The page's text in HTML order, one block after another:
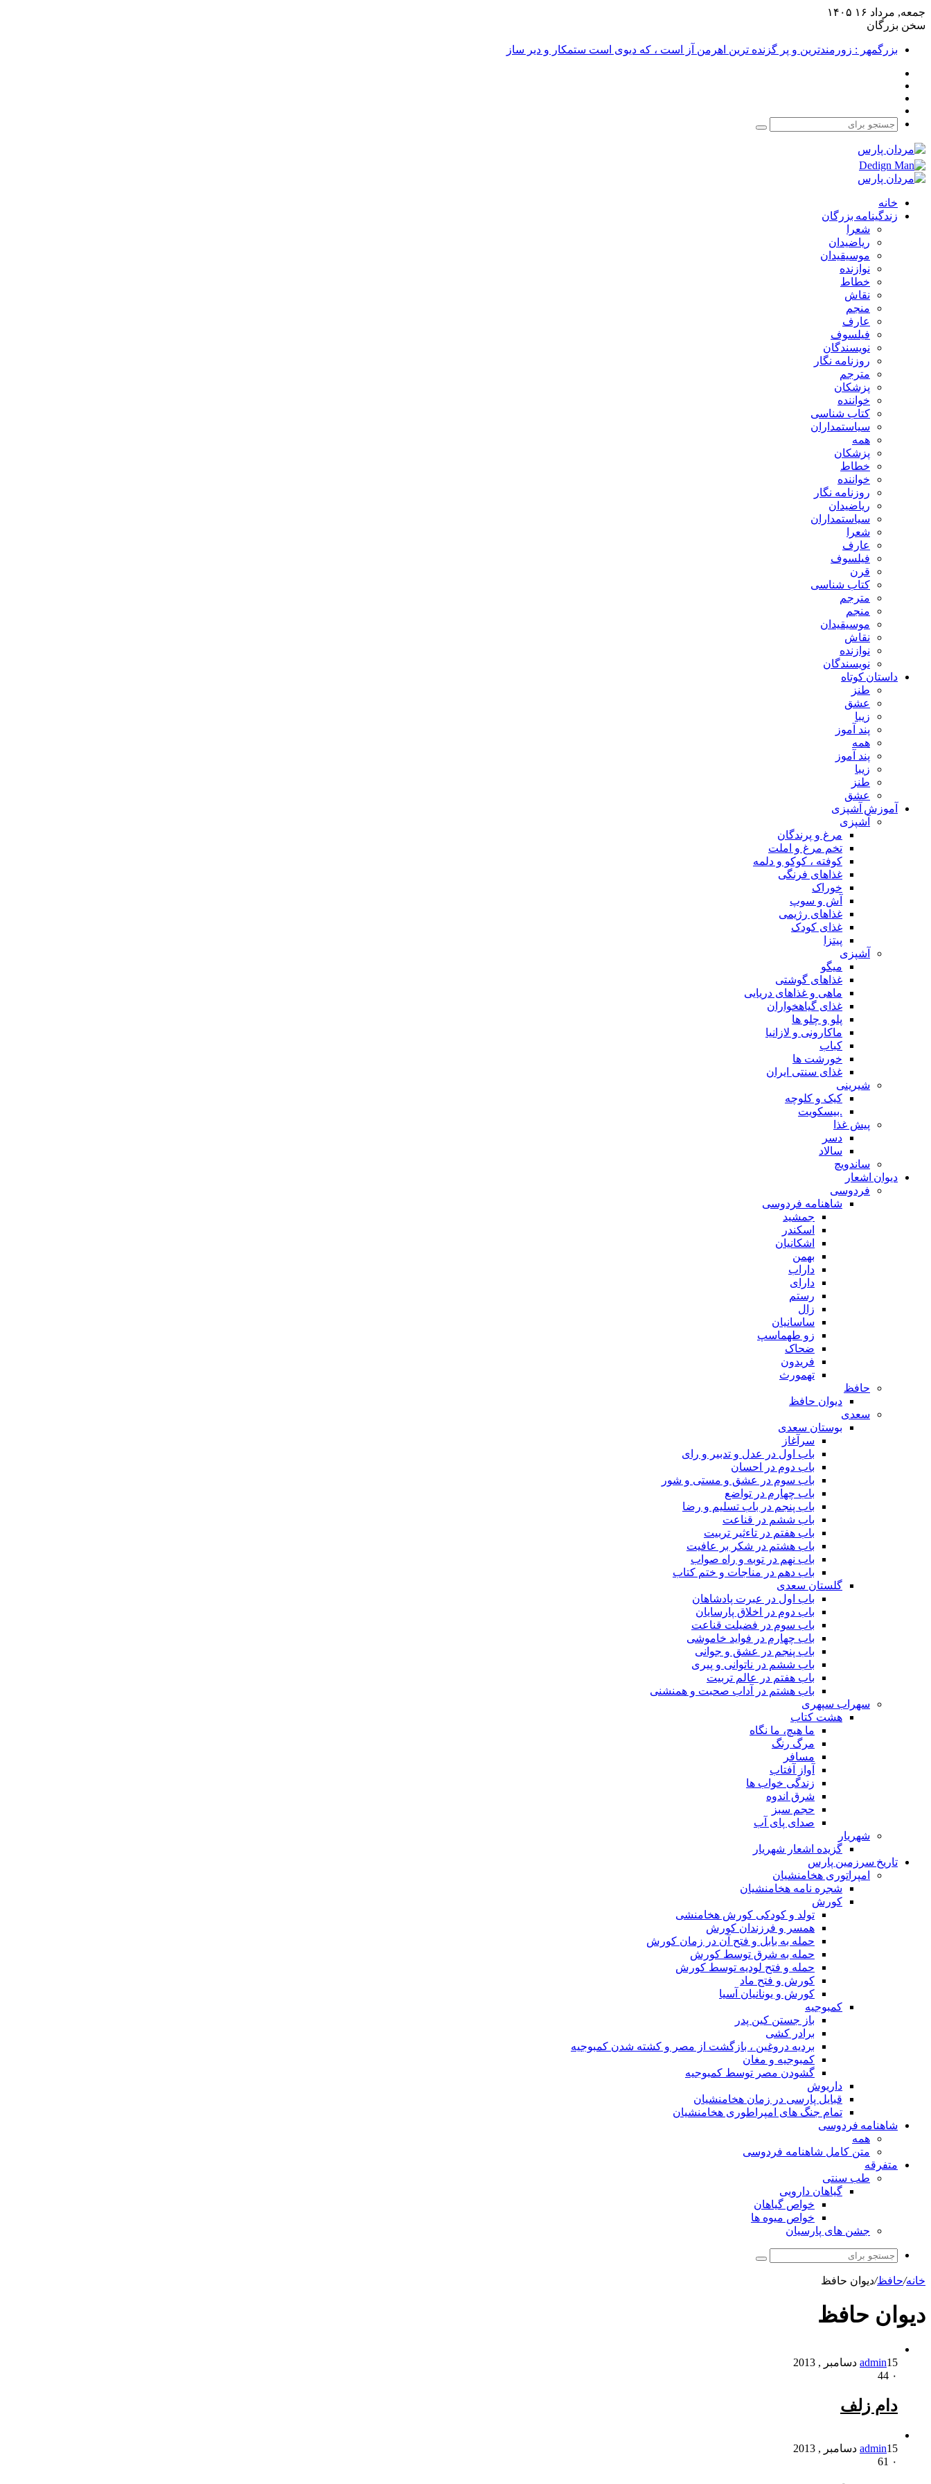
جمعه, مرداد ۱۶ ۱۴۰۵
سخن بزرگان
بزرگمهر : زورمندترین و پر گزنده ترین اهرمن آز است ، که دیوی است ستمکار و دیر ساز
جستجو
خانه
زندگینامه بزرگان
شعرا
ریاضیدان
موسیقیدان
نوازنده
خطاط
نقاش
منجم
عارف
فیلسوف
نویسندگان
روزنامه نگار
مترجم
پزشکان
خواننده
کتاب شناسی
سیاستمداران
همه
پزشکان
خطاط
خواننده
روزنامه نگار
ریاضیدان
سیاستمداران
شعرا
عارف
فیلسوف
قرن
کتاب شناسی
مترجم
منجم
موسیقیدان
نقاش
نوازنده
نویسندگان
داستان کوتاه
طنز
عشق
زیبا
پند آموز
همه
پند آموز
زیبا
طنز
عشق
آموزش آشپزی
آشپزی
مرغ و پرندگان
تخم مرغ و املت
کوفته ، کوکو و دلمه
غذاهای فرنگی
خوراک
آش و سوپ
غذاهای رژیمی
غذای کودک
پیتزا
آشپزی
میگو
غذاهای گوشتی
ماهی و غذاهای دریایی
غذای گیاهخواران
پلو و چلو ها
ماکارونی و لازانیا
کباب
خورشت ها
غذای سنتی ایران
شیرینی
کیک و کلوچه
.بیسکویت
پیش غذا
دسر
سالاد
ساندویچ
دیوان اشعار
فردوسی
شاهنامه فردوسی
جمشید
اسکندر
اشکانیان
بهمن
داراب
دارای
رستم
زال
ساسانیان
زو طهماسپ‏
ضحاک
فریدون
تهمورث
حافظ
دیوان حافظ
سعدی
بوستان سعدی
سرآغاز
باب اول در عدل و تدبیر و رای
باب دوم در احسان
باب سوم در عشق و مستی و شور
باب چهارم در تواضع
باب پنجم در باب تسلیم و رضا
باب ششم در قناعت
باب هفتم در تاءثیر تربیت
باب هشتم در شکر بر عافیت
باب نهم در توبه و راه صواب
باب دهم در مناجات و ختم کتاب
گلستان سعدی
باب اول در عبرت پادشاهان
باب دوم در اخلاق پارسایان
باب سوم در فضیلت قناعت
باب چهارم در فواید خاموشى
باب پنجم در عشق و جوانى
باب ششم در ناتوانى و پیرى
باب هفتم در عالم تربیت
باب هشتم در آداب صحبت و همنشنى
سهراب سپهری
هشت کتاب
ما هیچ، ما نگاه
مرگ رنگ
مسافر
آواز آفتاب
زندگی خواب ها
شرق اندوه
حجم سبز
صدای پای آب
شهریار
گزیده اشعار شهریار
تاریخ سرزمین پارس
امپراتوری هخامنشیان
شجره نامه هخامنشیان
کورش
تولد و کودکی کورش هخامنشی
همسر و فرزندان کورش
حمله به بابل و فتح آن در زمان کورش
حمله به شرق توسط کورش
حمله و فتح لودیه توسط کورش
کورش و فتح ماد
کورش و یونانیان آسیا
کمبوجیه
باز جستن کین پدر
برادر کشی
بردیه دروغین ، بازگشت از مصر و کشته شدن کمبوجیه
کمبوجیه و مغان
گشودن مصر توسط کمبوجیه
داریوش
قبایل پارسی در زمان هخامنشیان
تمام جنگ های امپراطوری هخامنشیان
شاهنامه فردوسی
همه
متن کامل شاهنامه فردوسی
متفرقه
طب سنتی
گیاهان دارویی
خواص گیاهان
خواص میوه ها
جشن های پارسیان
جستجو
خانه/حافظ/دیوان حافظ
دیوان حافظ
admin15 دسامبر , 2013
۰
دام زلف
admin15 دسامبر , 2013
۰